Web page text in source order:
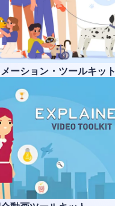
ーション・ツールキット